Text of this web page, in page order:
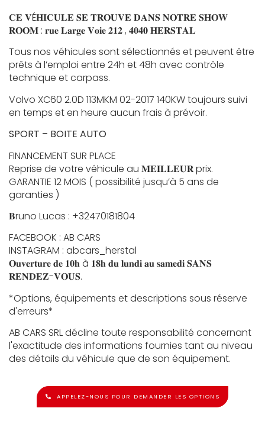
𝐂𝐄 𝐕É𝐇𝐈𝐂𝐔𝐋𝐄 𝐒𝐄 𝐓𝐑𝐎𝐔𝐕𝐄 𝐃𝐀𝐍𝐒 𝐍𝐎𝐓𝐑𝐄 𝐒𝐇𝐎𝐖
𝐑𝐎𝐎𝐌 : 𝐫𝐮𝐞 𝐋𝐚𝐫𝐠𝐞 𝐕𝐨𝐢𝐞 𝟐𝟏𝟐 , 𝟒𝟎𝟒𝟎 𝐇𝐄𝐑𝐒𝐓𝐀𝐋
Tous nos véhicules sont sélectionnés et peuvent être
prêts à l’emploi entre 24h et 48h avec contrôle
technique et carpass.
Volvo XC60 2.0D 113MKM 02-2017 140KW toujours suivi
en temps et en heure aucun frais à prévoir.
SPORT – BOITE AUTO
FINANCEMENT SUR PLACE
Reprise de votre véhicule au 𝐌𝐄𝐈𝐋𝐋𝐄𝐔𝐑 prix.
GARANTIE 12 MOIS ( possibilité jusqu’à 5 ans de
garanties )
𝐁runo Lucas : +32470181804
FACEBOOK : AB CARS
INSTAGRAM : abcars_herstal
𝐎𝐮𝐯𝐞𝐫𝐭𝐮𝐫𝐞 𝐝𝐞 𝟏𝟎𝐡 à 𝟏𝟖𝐡 𝐝𝐮 𝐥𝐮𝐧𝐝𝐢 𝐚𝐮 𝐬𝐚𝐦𝐞𝐝𝐢 𝐒𝐀𝐍𝐒
𝐑𝐄𝐍𝐃𝐄𝐙-𝐕𝐎𝐔𝐒.
*Options, équipements et descriptions sous réserve
d'erreurs*
AB CARS SRL décline toute responsabilité concernant
l'exactitude des informations fournies tant au niveau
des détails du véhicule que de son équipement.
APPELEZ-NOUS POUR DEMANDER LES OPTIONS